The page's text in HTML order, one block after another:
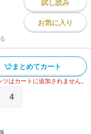
試し読み
お気に入り
まとめてカート
はカートに追加されません。
4